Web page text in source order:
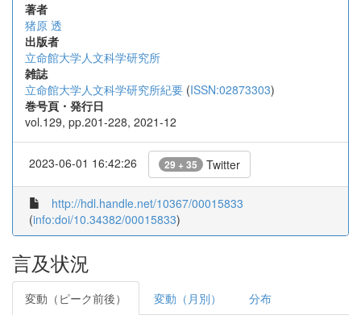
著者
猪原 透
出版者
立命館大学人文科学研究所
雑誌
立命館大学人文科学研究所紀要 (ISSN:02873303)
巻号頁・発行日
vol.129, pp.201-228, 2021-12
2023-06-01 16:42:26 29 + 35 Twitter
http://hdl.handle.net/10367/00015833
(info:doi/10.34382/00015833)
言及状況
変動（ピーク前後） 変動（月別） 分布